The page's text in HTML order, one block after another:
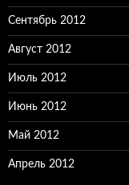
Сентябрь 2012
Август 2012
Июль 2012
Июнь 2012
Май 2012
Апрель 2012